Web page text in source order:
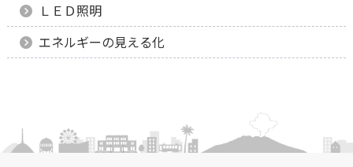
ＬＥＤ照明
エネルギーの見える化